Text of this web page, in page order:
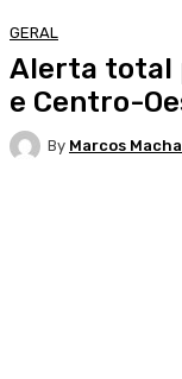
GERAL
Alerta total
e Centro-
By Marcos